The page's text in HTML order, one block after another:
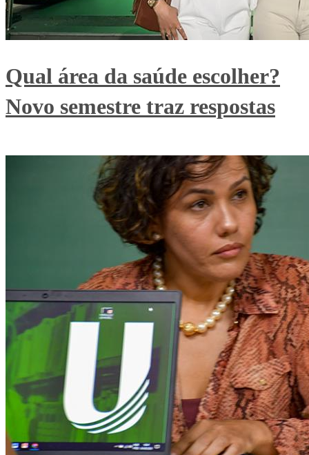
Qual área da saúde escolher?
Novo semestre traz respostas